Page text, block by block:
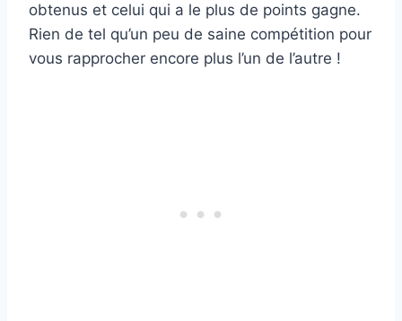
obtenus et celui qui a le plus de points gagne.
Rien de tel qu’un peu de saine compétition pour
vous rapprocher encore plus l’un de l’autre !